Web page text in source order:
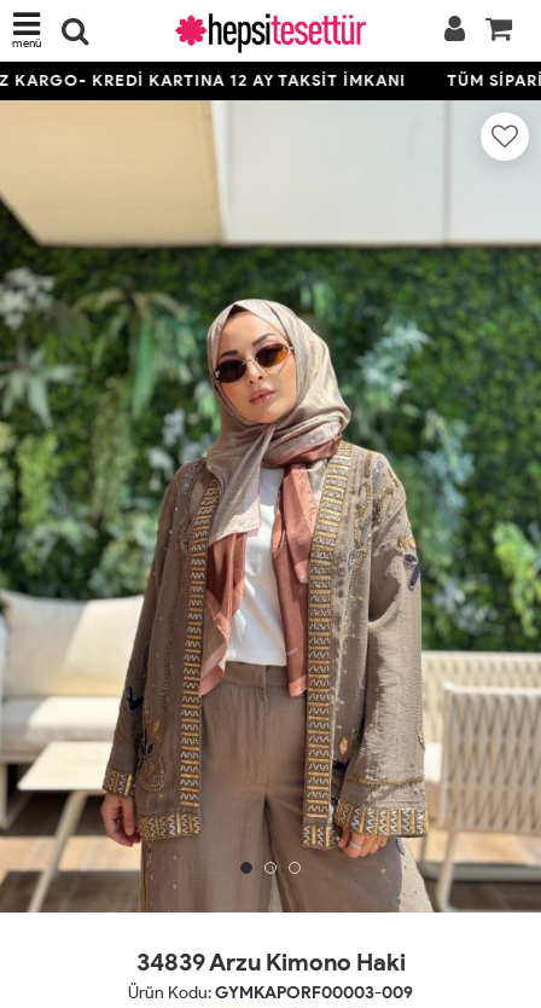
menü
KREDİ KARTINA 12 AY TAKSİT İMKANI TÜM
34839 Arzu Kimono Haki
Ürün Kodu:GYMKAPORF00003-009